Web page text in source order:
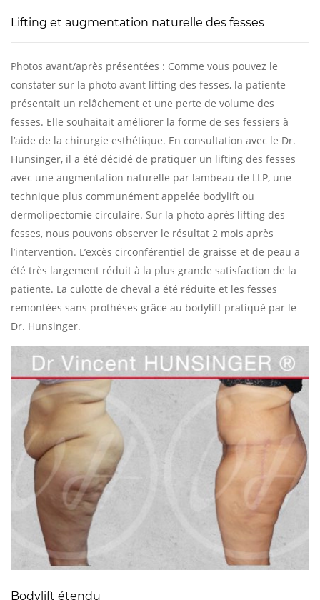
Lifting et augmentation naturelle des fesses
Photos avant/après présentées : Comme vous pouvez le
constater sur la photo avant lifting des fesses, la patiente
présentait un relâchement et une perte de volume des
fesses. Elle souhaitait améliorer la forme de ses fessiers à
l’aide de la chirurgie esthétique. En consultation avec le Dr.
Hunsinger, il a été décidé de pratiquer un lifting des fesses
avec une augmentation naturelle par lambeau de LLP, une
technique plus communément appelée bodylift ou
dermolipectomie circulaire. Sur la photo après lifting des
fesses, nous pouvons observer le résultat 2 mois après
l’intervention. L’excès circonférentiel de graisse et de peau a
été très largement réduit à la plus grande satisfaction de la
patiente. La culotte de cheval a été réduite et les fesses
remontées sans prothèses grâce au bodylift pratiqué par le
Dr. Hunsinger.
Bodylift étendu